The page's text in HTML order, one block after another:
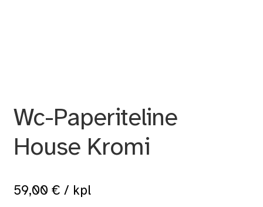
Wc-Paperiteline
House Kromi
59,00 € / kpl